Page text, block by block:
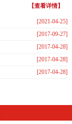
【查看详情】
[2021-04-25]
[2017-09-27]
[2017-04-28]
[2017-04-28]
[2017-04-28]